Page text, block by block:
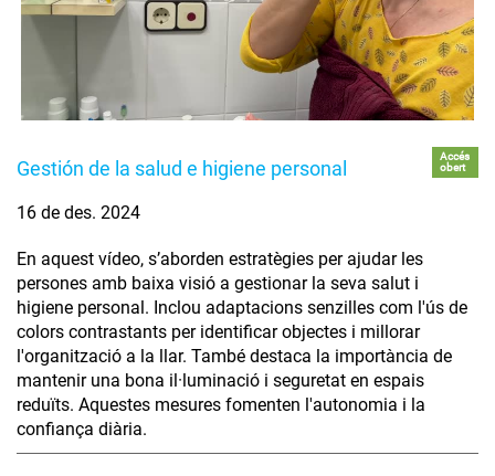
Gestión de la salud e higiene personal
Accés
obert
16 de des. 2024
En aquest vídeo, s’aborden estratègies per ajudar les
persones amb baixa visió a gestionar la seva salut i
higiene personal. Inclou adaptacions senzilles com l'ús de
colors contrastants per identificar objectes i millorar
l'organització a la llar. També destaca la importància de
mantenir una bona il·luminació i seguretat en espais
reduïts. Aquestes mesures fomenten l'autonomia i la
confiança diària.